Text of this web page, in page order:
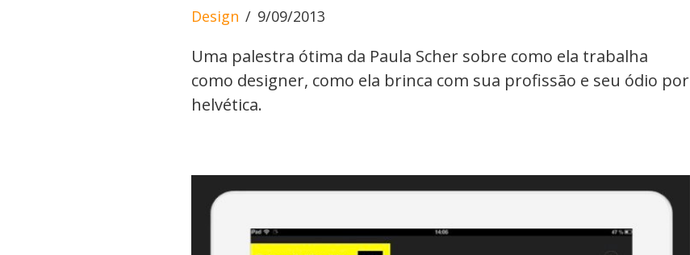
Design 9/09/2013
Uma palestra ótima da Paula Scher sobre como ela trabalha
como designer, como ela brinca com sua profissão e seu ódio por
helvética.